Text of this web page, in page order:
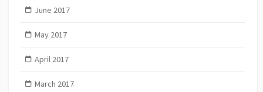
June 2017
May 2017
April 2017
March 2017